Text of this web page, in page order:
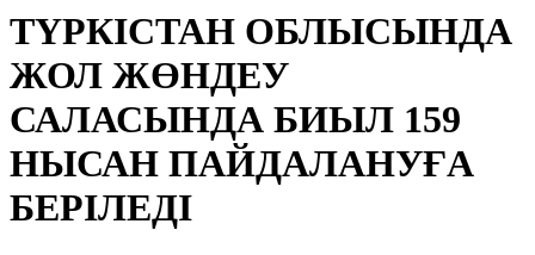
ТҮРКІСТАН ОБЛЫСЫНДА
ЖОЛ ЖӨНДЕУ
САЛАСЫНДА БИЫЛ 159
НЫСАН ПАЙДАЛАНУҒА
БЕРІЛЕДІ